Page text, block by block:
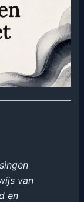
van
en